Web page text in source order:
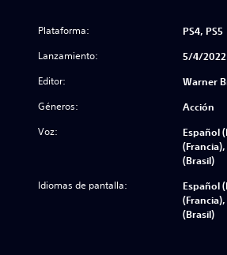
Plataforma: PS4, PS5
Lanzamiento: 5/4/2022
Editor: Warner
Géneros: Acción
Voz:
Español
(Brasil)
Idiomas de pantalla:
Español
(Brasil)